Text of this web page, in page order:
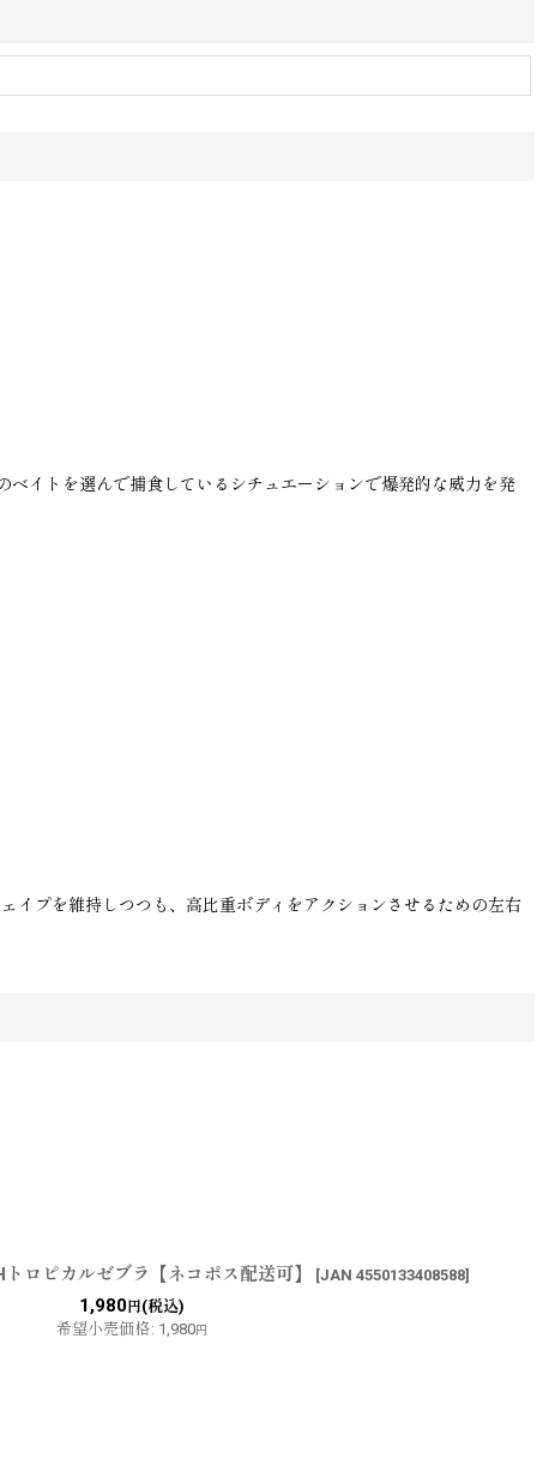
イトを選んで捕食しているシチュエーションで爆発的な威力を発
イプを維持しつつも、高比重ボディをアクションさせるための左右
ロピカルゼブラ【ネコポス配送可】 [JAN 4550133408588]
1,980円(税込)
希望小売価格: 1,980円